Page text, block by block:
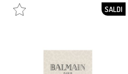
SALDI